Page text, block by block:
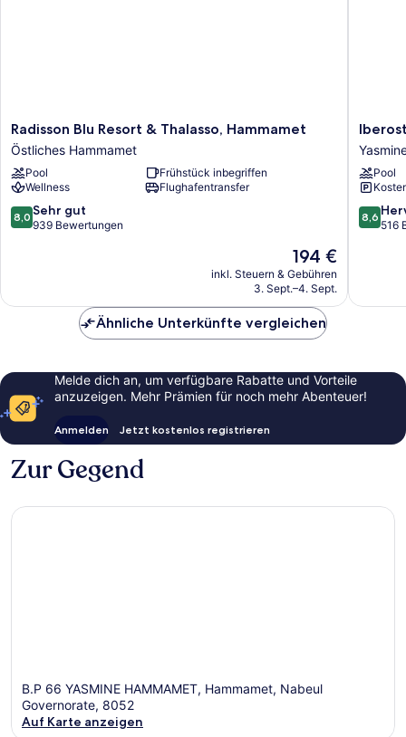
Radisson
Blu
Resort
&
Thalasso,
Hammamet
Östliches
Radisson Blu Resort & Thalasso, Hammamet
Östliches Hammamet
Pool
Frühstück inbegriffen
Wellness
Flughafentransfer
8.0
von
Bewertungen
8,0 Sehr gut
939 Bewertungen
Der
Preis
beträgt
194 €
inkl. Steuern & Gebühren
3. Sept.–4. Sept.
Waves
Yasmine
Pool
8.6
von
8,6
516
Ähnliche Unterkünfte vergleichen
Melde dich an, um verfügbare Rabatte und Vorteile
anzuzeigen. Mehr Prämien für noch mehr Abenteuer!
Anmelden Jetzt kostenlos registrieren
Zur Gegend
B.P 66 YASMINE HAMMAMET, Hammamet, Nabeul
Governorate, 8052
Auf Karte anzeigen